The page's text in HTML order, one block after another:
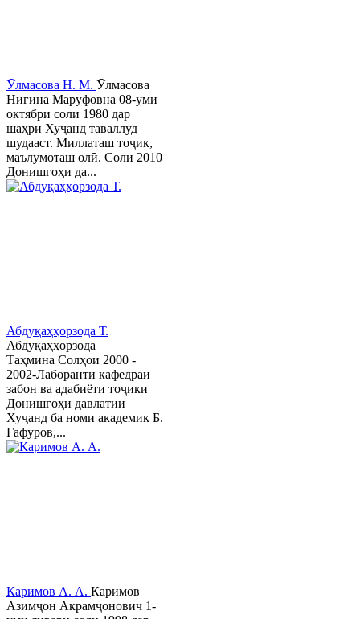
Ӯлмасова Н. М. Ӯлмасова
Нигина Маруфовна 08-уми
октябри соли 1980 дар
шаҳри Хуҷанд таваллуд
шудааст. Миллаташ тоҷик,
маълумоташ олӣ. Соли 2010
Донишгоҳи да...
Абдуқаҳҳорзода Т.
Абдуқаҳҳорзода
Таҳмина Солҳои 2000 -
2002-Лаборанти кафедраи
забон ва адабиёти тоҷики
Донишгоҳи давлатии
Хуҷанд ба номи академик Б.
Ғафуров,...
Каримов А. А. Каримов
Азимҷон Акрамҷонович 1-